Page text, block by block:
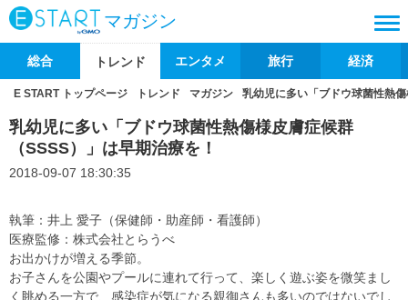
マガジン
総合 トレンド エンタメ 旅行 経済
E START トップページ トレンド マガジン 乳幼児に多い「ブドウ球菌性熱
乳幼児に多い「ブドウ球菌性熱傷様皮膚症候群
（SSSS）」は早期治療を！
2018-09-07 18:30:35
執筆：井上 愛子（保健師・助産師・看護師）
医療監修：株式会社とらうべ
お出かけが増える季節。
お子さんを公園やプールに連れて行って、楽しく遊ぶ姿を微笑まし
く眺める一方で、感染症が気になる親御さんも多いのではないでし